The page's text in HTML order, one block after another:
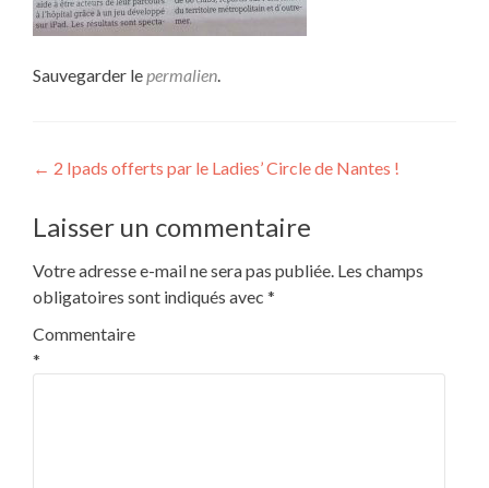
Sauvegarder lepermalien.
Navigation
de
l’article
← 2 Ipads offerts par le Ladies’ Circle de Nantes !
Laisser un commentaire
Votre adresse e-mail ne sera pas publiée. Les champs
obligatoires sont indiqués avec *
Commentaire
*